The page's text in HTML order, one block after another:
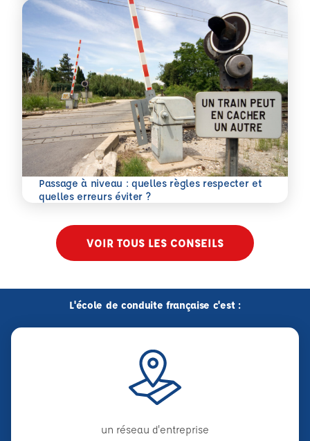
Passage à niveau : quelles règles respecter et
quelles erreurs éviter ?
En savoir plus
VOIR TOUS LES CONSEILS
L'école de conduite française c'est :
un réseau d'entreprise